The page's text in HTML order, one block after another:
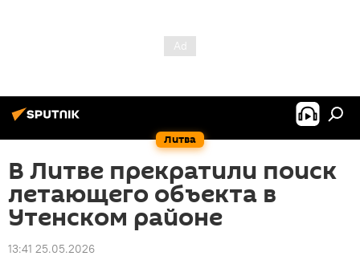
Литва
В Литве прекратили поиск
летающего объекта в
Утенском районе
13:41 25.05.2026